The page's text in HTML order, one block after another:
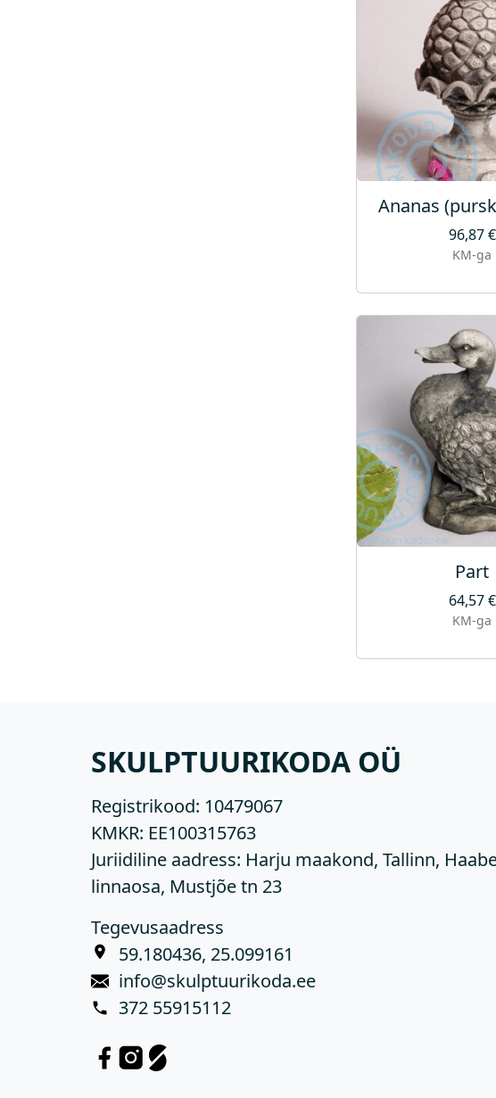
Ananas
96,87€
KM-ga
Part
64,57€
KM-ga
SKULPTUURIKODA OÜ
Registrikood: 10479067
KMKR: EE100315763
Juriidiline aadress: Harju maakond, Tallinn,
linnaosa, Mustjõe tn 23
Tegevusaadress
59.180436, 25.099161
info@skulptuurikoda.ee
372 55915112